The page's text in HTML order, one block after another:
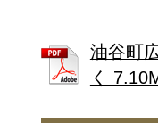
油谷町
く